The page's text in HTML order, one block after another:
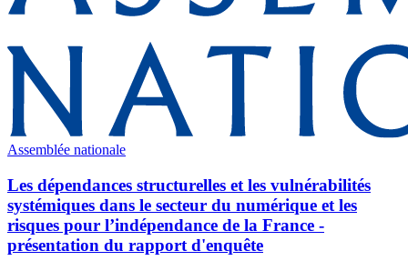
Assemblée nationale
Les dépendances structurelles et les vulnérabilités
systémiques dans le secteur du numérique et les
risques pour l’indépendance de la France -
présentation du rapport d'enquête